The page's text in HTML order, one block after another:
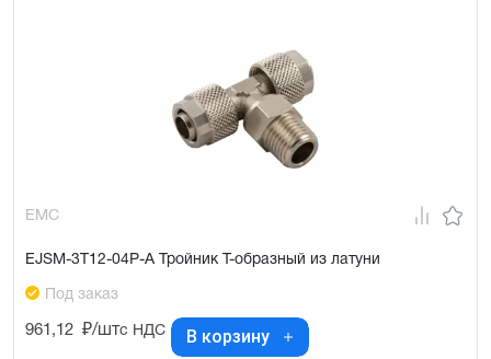
EMC
EJSM-3T12-04P-A Тройник Т-образный из латуни
Под заказ
961,12 ₽/штс НДС В корзину